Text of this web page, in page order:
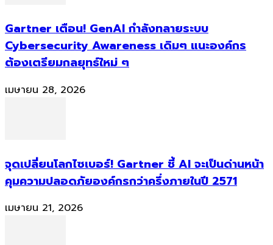
Gartner เตือน! GenAI กำลังทลายระบบ
Cybersecurity Awareness เดิมๆ แนะองค์กร
ต้องเตรียมกลยุทธ์ใหม่ ๆ
เมษายน 28, 2026
จุดเปลี่ยนโลกไซเบอร์! Gartner ชี้ AI จะเป็นด่านหน้า
คุมความปลอดภัยองค์กรกว่าครึ่งภายในปี 2571
เมษายน 21, 2026